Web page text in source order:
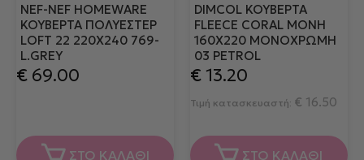
NEF-NEF HOMEWARE
ΚΟΥΒΕΡΤΑ ΠΟΛΥΕΣΤΕΡ
LOFT 22 220X240 769-
L.GREY
€ 69.00
ΣΤΟ ΚΑΛΑΘΙ
DIMCOL ΚΟΥΒΈΡΤΑ
FLEECE CORAL ΜΟΝΉ
160X220 ΜΟΝΌΧΡΩΜΗ
03 PETROL
€13.20
Τιμή κατασκευαστή: € 16.50
ΣΤΟ ΚΑΛΑΘΙ